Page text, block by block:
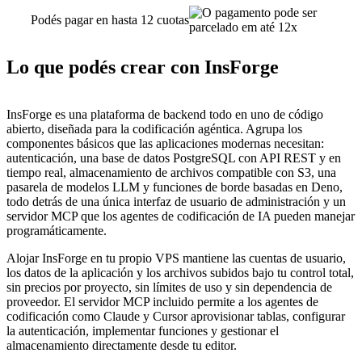
Podés pagar en hasta 12 cuotas
Lo que podés crear con InsForge
InsForge es una plataforma de backend todo en uno de código
abierto, diseñada para la codificación agéntica. Agrupa los
componentes básicos que las aplicaciones modernas necesitan:
autenticación, una base de datos PostgreSQL con API REST y en
tiempo real, almacenamiento de archivos compatible con S3, una
pasarela de modelos LLM y funciones de borde basadas en Deno,
todo detrás de una única interfaz de usuario de administración y un
servidor MCP que los agentes de codificación de IA pueden manejar
programáticamente.
Alojar InsForge en tu propio VPS mantiene las cuentas de usuario,
los datos de la aplicación y los archivos subidos bajo tu control total,
sin precios por proyecto, sin límites de uso y sin dependencia de
proveedor. El servidor MCP incluido permite a los agentes de
codificación como Claude y Cursor aprovisionar tablas, configurar
la autenticación, implementar funciones y gestionar el
almacenamiento directamente desde tu editor.